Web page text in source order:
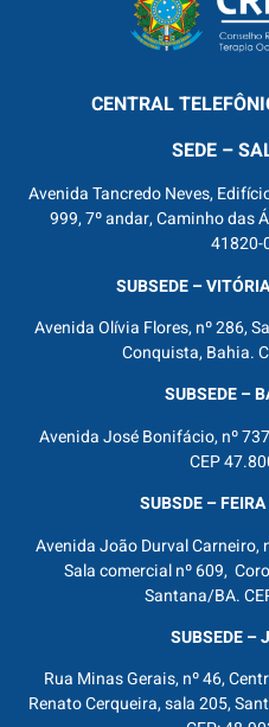
CENTRAL
SEDE –
Avenida Tancredo Neves,
999, 7º andar, Caminho das
41820-
SUBSEDE –
Avenida Olívia Flores, nº 286,
Conquista, Bahia.
SUBSEDE –
Avenida José Bonifácio, nº
CEP
SUBSDE –
Avenida João Durval Carneiro,
Sala comercial nº 609,
Santana/BA.
SUBSEDE –
Rua Minas Gerais, nº 46,
Renato Cerqueira, sala 205,